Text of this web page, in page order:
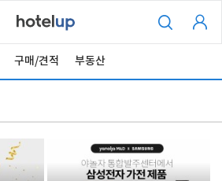
구매/견적 부동산